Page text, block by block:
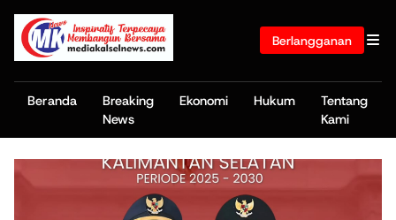
Berlangganan
Beranda
Breaking
News
Ekonomi Hukum
Tentang
Kami